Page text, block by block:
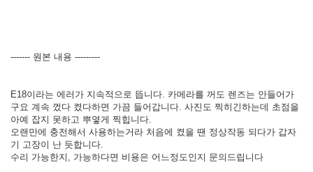
------- 원본 내용 ---------
E18이라는 에러가 지속적으로 뜹니다. 카메라를 꺼도 렌즈는 안들어가
구요 계속 껐다 켰다하면 가끔 들어갑니다. 사진도 찍히긴하는데 초점을
아예 잡지 못하고 뿌옇게 찍힙니다.
오랜만에 충전해서 사용하는거라 처음에 켰을 땐 정상작동 되다가 갑자
기 고장이 난 듯합니다.
수리 가능한지, 가능하다면 비용은 어느정도인지 문의드립니다